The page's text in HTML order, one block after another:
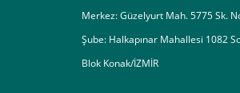
Merkez: Güzelyurt Mah. 5775 Sk.
Şube: Halkapınar Mahallesi 1082
Blok Konak/İZMİR